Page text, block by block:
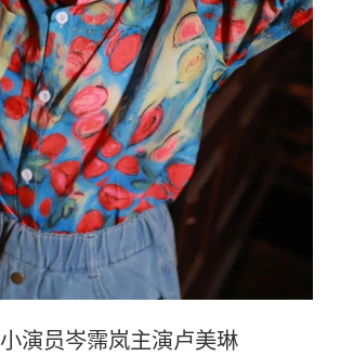
小演员岑霈岚主演卢美琳